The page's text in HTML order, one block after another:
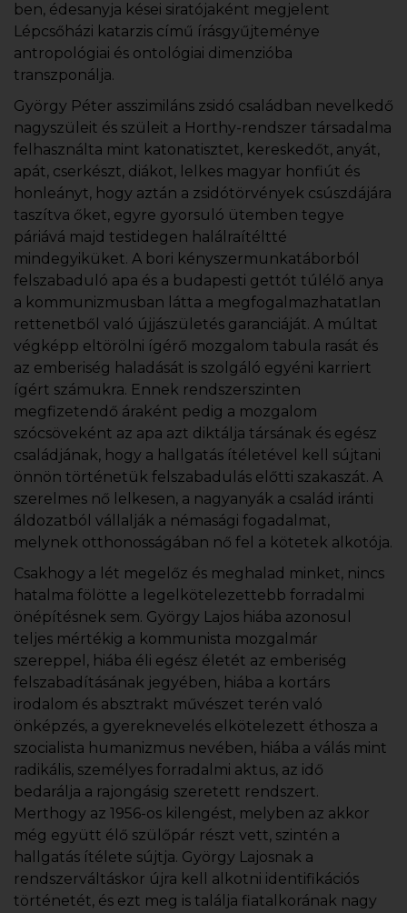
ben, édesanyja kései siratójaként megjelent
Lépcsőházi katarzis című írásgyűjteménye
antropológiai és ontológiai dimenzióba
transzponálja.
György Péter asszimiláns zsidó családban nevelkedő
nagyszüleit és szüleit a Horthy-rendszer társadalma
felhasználta mint katonatisztet, kereskedőt, anyát,
apát, cserkészt, diákot, lelkes magyar honfiút és
honleányt, hogy aztán a zsidótörvények csúszdájára
taszítva őket, egyre gyorsuló ütemben tegye
páriává majd testidegen halálraítéltté
mindegyiküket. A bori kényszermunkatáborból
felszabaduló apa és a budapesti gettót túlélő anya
a kommunizmusban látta a megfogalmazhatatlan
rettenetből való újjászületés garanciáját. A múltat
végképp eltörölni ígérő mozgalom tabula rasát és
az emberiség haladását is szolgáló egyéni karriert
ígért számukra. Ennek rendszerszinten
megfizetendő áraként pedig a mozgalom
szócsöveként az apa azt diktálja társának és egész
családjának, hogy a hallgatás ítéletével kell sújtani
önnön történetük felszabadulás előtti szakaszát. A
szerelmes nő lelkesen, a nagyanyák a család iránti
áldozatból vállalják a némasági fogadalmat,
melynek otthonosságában nő fel a kötetek alkotója.
Csakhogy a lét megelőz és meghalad minket, nincs
hatalma fölötte a legelkötelezettebb forradalmi
önépítésnek sem. György Lajos hiába azonosul
teljes mértékig a kommunista mozgalmár
szereppel, hiába éli egész életét az emberiség
felszabadításának jegyében, hiába a kortárs
irodalom és absztrakt művészet terén való
önképzés, a gyereknevelés elkötelezett éthosza a
szocialista humanizmus nevében, hiába a válás mint
radikális, személyes forradalmi aktus, az idő
bedarálja a rajongásig szeretett rendszert.
Merthogy az 1956-os kilengést, melyben az akkor
még együtt élő szülőpár részt vett, szintén a
hallgatás ítélete sújtja. György Lajosnak a
rendszerváltáskor újra kell alkotni identifikációs
történetét, és ezt meg is találja fiatalkorának nagy